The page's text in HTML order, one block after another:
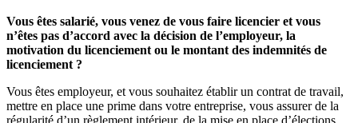
Vous êtes salarié, vous venez de vous faire licencier et vous
n’êtes pas d’accord avec la décision de l’employeur, la
motivation du licenciement ou le montant des indemnités de
licenciement ?
Vous êtes employeur, et vous souhaitez établir un contrat de travail,
mettre en place une prime dans votre entreprise, vous assurer de la